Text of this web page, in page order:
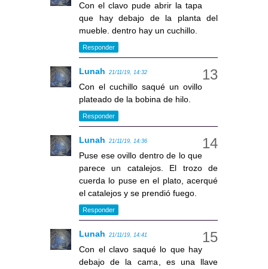
Con el clavo pude abrir la tapa
que hay debajo de la planta del
mueble. dentro hay un cuchillo.
Responder
Lunah 21/11/19, 14:32
Con el cuchillo saqué un ovillo
plateado de la bobina de hilo.
Responder
Lunah 21/11/19, 14:36
Puse ese ovillo dentro de lo que
parece un catalejos. El trozo de
cuerda lo puse en el plato, acerqué
el catalejos y se prendió fuego.
Responder
Lunah 21/11/19, 14:41
Con el clavo saqué lo que hay
debajo de la cama, es una llave